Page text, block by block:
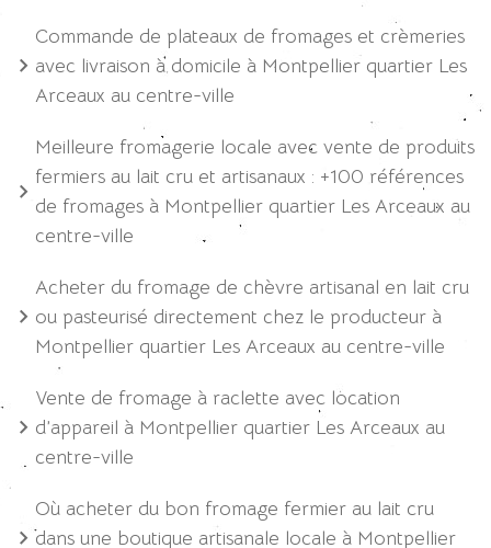
Commande de plateaux de fromages et crèmeries
avec livraison à domicile à Montpellier quartier Les
Arceaux au centre-ville
Meilleure fromagerie locale avec vente de produits
fermiers au lait cru et artisanaux : +100 références
de fromages à Montpellier quartier Les Arceaux au
centre-ville
Acheter du fromage de chèvre artisanal en lait cru
ou pasteurisé directement chez le producteur à
Montpellier quartier Les Arceaux au centre-ville
Vente de fromage à raclette avec location
d’appareil à Montpellier quartier Les Arceaux au
centre-ville
Où acheter du bon fromage fermier au lait cru
dans une boutique artisanale locale à Montpellier